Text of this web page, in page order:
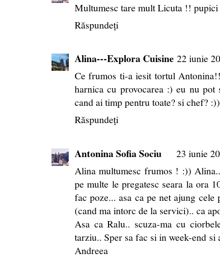
Multumesc tare mult Licuta !! pupici
Răspundeți
Alina---Explora Cuisine 22 iunie
Ce frumos ti-a iesit tortul
harnica cu provocarea :) eu nu
cand ai timp pentru toate? si chef?
Răspundeți
Antonina Sofia Sociu
23 iunie
Alina multumesc frumos ! :))
pe multe le pregatesc seara la ora
fac poze... asa ca pe net ajung
(cand ma intorc de la servici).. ca
Asa ca Ralu.. scuza-ma cu
tarziu.. Sper sa fac si in week-end
Andreea